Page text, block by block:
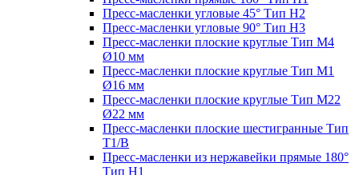
Пресс-масленки угловые 45° Тип H2
Пресс-масленки угловые 90° Тип H3
Пресс-масленки плоские круглые Тип M4
Ø10 мм
Пресс-масленки плоские круглые Тип M1
Ø16 мм
Пресс-масленки плоские круглые Тип M22
Ø22 мм
Пресс-масленки плоские шестигранные Тип
T1/B
Пресс-масленки из нержавейки прямые 180°
Тип H1